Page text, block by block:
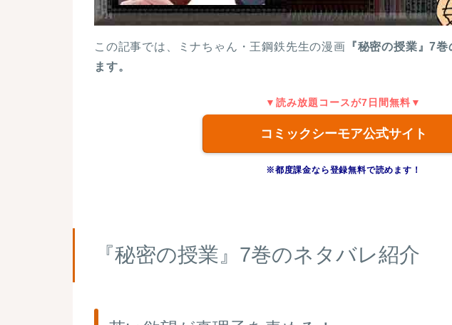
この記事では、ミナちゃん・王鋼鉄先生の漫画 『秘密の授業』7
ます。
▼読み放題コースが7日間無料▼
コミックシーモア公式サイト
※都度課金なら登録無料で読めます！
『秘密の授業』7巻のネタバレ紹介